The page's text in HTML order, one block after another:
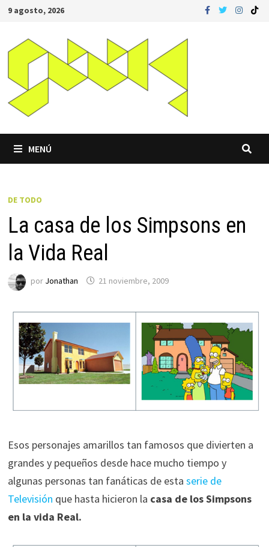
Saltar
contenido
9 agosto, 2026
MENÚ
DE TODO
La casa de los Simpsons en
la Vida Real
por Jonathan 21 noviembre, 2009
Esos personajes amarillos tan famosos que divierten a
grandes y pequeños desde hace mucho tiempo y
algunas personas tan fanáticas de esta serie de
Televisión que hasta hicieron la casa de los Simpsons
en la vida Real.